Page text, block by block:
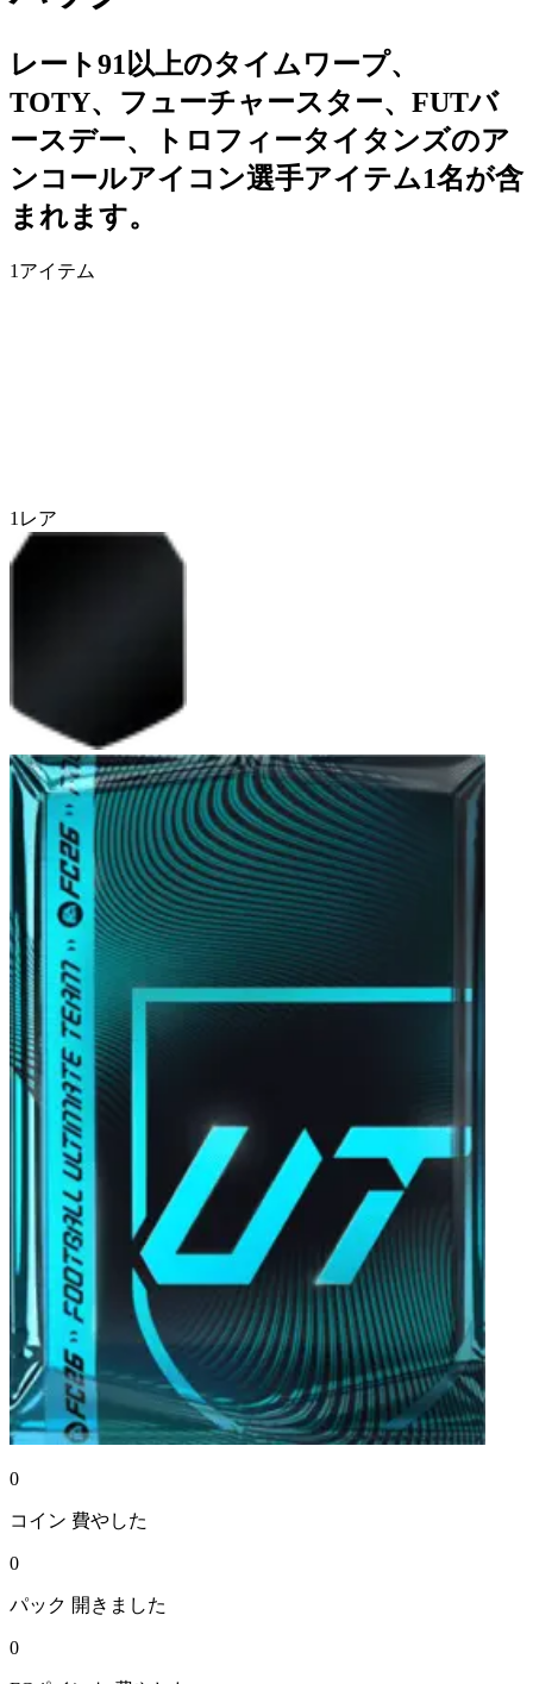
レート91以上のタイムワープ、
TOTY、フューチャースター、FUTバ
ースデー、トロフィータイタンズのア
ンコールアイコン選手アイテム1名が含
まれます。
1 アイテム
1 レア
0
コイン 費やした
0
パック 開きました
0